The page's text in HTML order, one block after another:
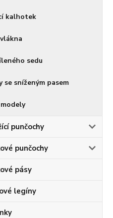
kalhotek
sedu
se sníženým pasem
punčochy
punčochy
pásy
legíny